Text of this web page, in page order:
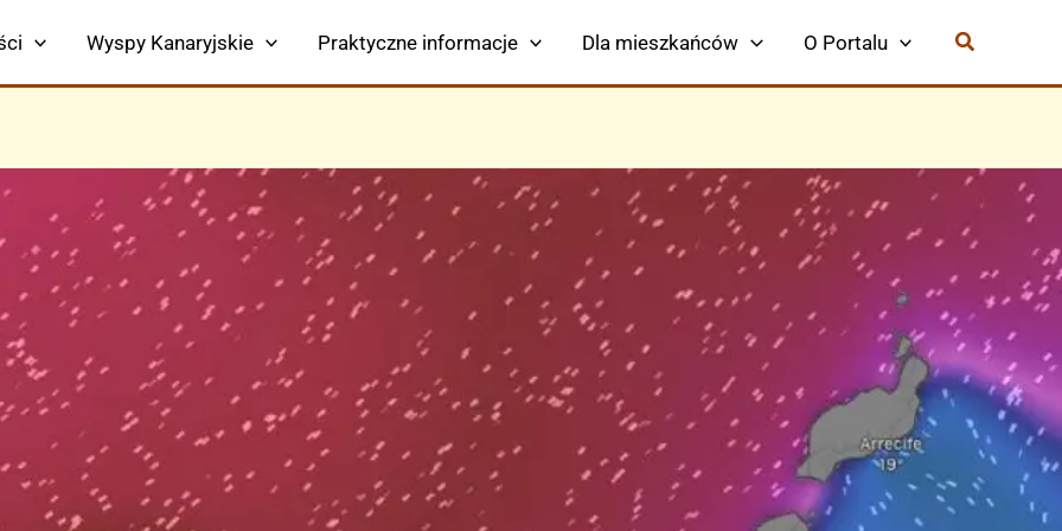
Wyspy Kanaryjskie Praktyczne informacje Dla mieszkańców O Portalu